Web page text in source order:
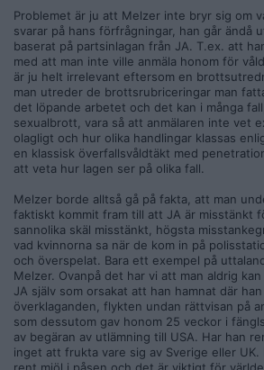
på twitterdär UD efter två månader
brev och svarar att de inte tänker
något som står där. "The Government
observations to make." Brevet som
sättfinns här.
Problemet är ju att Melzer inte bryr sig om
svarar på hans förfrågningar, han går ändå
baserat på partsinlagan från JA. T.ex. att
med att man inte ville anmäla honom för
är ju helt irrelevant eftersom en
man utreder de brottsrubriceringar man
det löpande arbetet och det kan i många
sexualbrott, vara så att anmälaren inte vet
olagligt och hur olika handlingar klassas
en klassisk överfallsvåldtäkt med
att veta hur lagen ser på olika fall.
Melzer borde alltså gå på fakta, att man
faktiskt kommit fram till att JA är misstänkt
sannolika skäl misstänkt, högsta
vad kvinnorna sa när de kom in på
och överspelat. Bara ett exempel på
Melzer. Ovanpå det har vi att man aldrig
JA själv som orsakat att han hamnat där
överklaganden, flykten undan rättvisan på
som dessutom gav honom 25 veckor i
av begäran av utlämning till USA. Har han
inget att frukta vare sig av Sverige eller